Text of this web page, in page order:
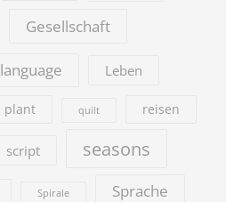
Gesellschaft
language Leben
plant quilt reisen
script seasons
Spirale Sprache